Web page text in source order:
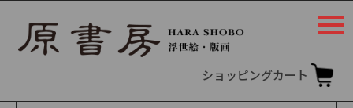
ショッピングカート